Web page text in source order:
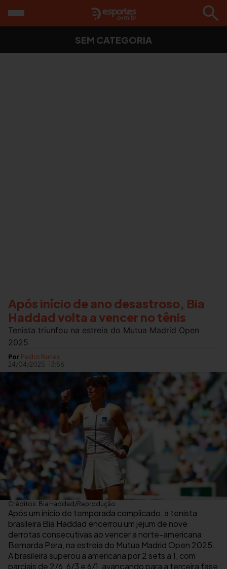
SEM CATEGORIA
Após início de ano desastroso, Bia
Haddad volta a vencer no tênis
Tenista triunfou na estreia do Mutua Madrid Open
2025
Por Pedro Nunes
24/04/2025 · 13:56
Créditos: Bia Haddad/Reprodução
Após um início de temporada complicado, a tenista
brasileira Bia Haddad encerrou um jejum de nove
derrotas consecutivas ao vencer a norte-americana
Bernarda Pera, na estreia do Mutua Madrid Open 2025.
A brasileira superou a americana por 2 sets a 1, com
parciais de 2/6, 6/3 e 6/1, avançando para a terceira fase